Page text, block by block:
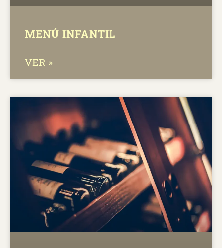
MENÚ INFANTIL
VER »